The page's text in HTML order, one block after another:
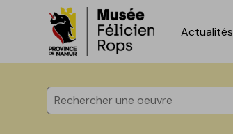
Accèder directement au contenu
Accèder directement au contenu
Actualités